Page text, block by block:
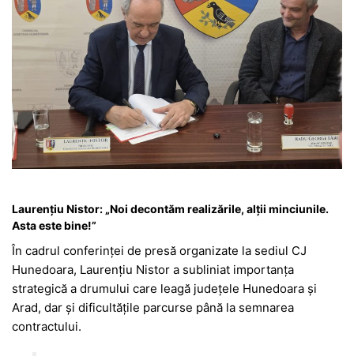
Laurențiu Nistor: „Noi decontăm realizările, alții minciunile.
Asta este bine!”
În cadrul conferinței de presă organizate la sediul CJ
Hunedoara, Laurențiu Nistor a subliniat importanța
strategică a drumului care leagă județele Hunedoara și
Arad, dar și dificultățile parcurse până la semnarea
contractului.